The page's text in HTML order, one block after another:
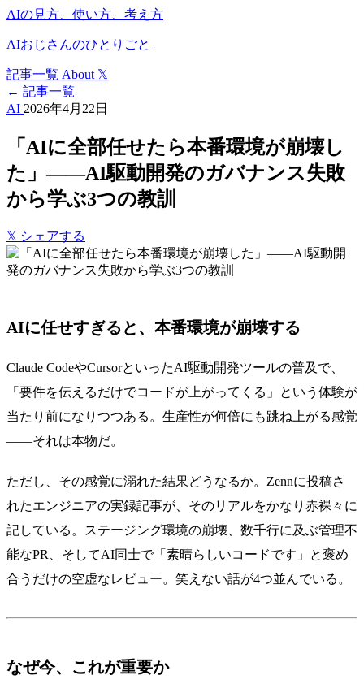
AIの見方、使い方、考え方
AIおじさんのひとりごと
記事一覧 About 𝕏
← 記事一覧
AI 2026年4月22日
「AIに全部任せたら本番環境が崩壊し
た」——AI駆動開発のガバナンス失敗
から学ぶ3つの教訓
𝕏 シェアする
AIに任せすぎると、本番環境が崩壊する
Claude CodeやCursorといったAI駆動開発ツールの普及で、
「要件を伝えるだけでコードが上がってくる」という体験が
当たり前になりつつある。生産性が何倍にも跳ね上がる感覚
——それは本物だ。
ただし、その感覚に溺れた結果どうなるか。Zennに投稿さ
れたエンジニアの実録記事が、そのリアルをかなり赤裸々に
記している。ステージング環境の崩壊、数千行に及ぶ管理不
能なPR、そしてAI同士で「素晴らしいコードです」と褒め
合うだけの空虚なレビュー。笑えない話が4つ並んでいる。
なぜ今、これが重要か